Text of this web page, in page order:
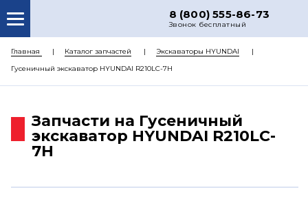
8 (800) 555-86-73
Звонок бесплатный
О НАС
КАТАЛОГ ЗАПЧАСТЕЙ
ДОСТАВКА
Главная Каталог запчастей
Экскаваторы HYUNDAI
Гусеничный экскаватор HYUNDAI R210LC-7H
Запчасти на Гусеничный
экскаватор HYUNDAI R210LC-
7H